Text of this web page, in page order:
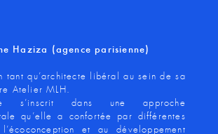
Haziza (agence parisienne)
tant qu’architecte libéral au sein de sa
Atelier MLH.
s’inscrit dans une approche
qu’elle a confortée par différentes
et au développement